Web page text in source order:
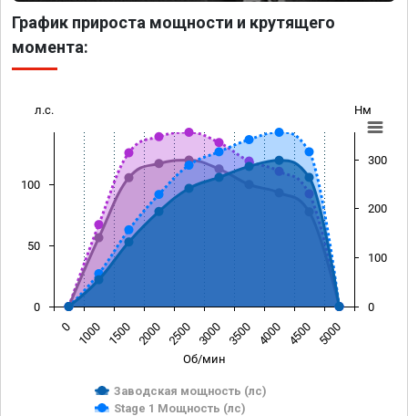
График прироста мощности и крутящего
момента:
Об/мин
л.с. Нм
Заводская мощность (лс)
Stage 1 Мощность (лс)
0 1000 1500 2000 2500 3000 3500 4000 4500 5000
0
50
100
0
100
200
300